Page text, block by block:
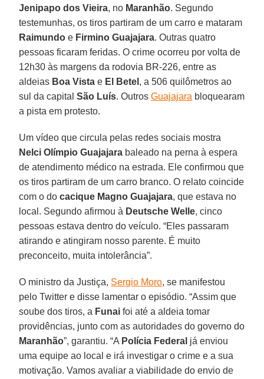
Jenipapo dos Vieira, no Maranhão. Segundo
testemunhas, os tiros partiram de um carro e mataram
Raimundo e Firmino Guajajara. Outras quatro
pessoas ficaram feridas. O crime ocorreu por volta de
12h30 às margens da rodovia BR-226, entre as
aldeias Boa Vista e El Betel , a 506 quilômetros ao
sul da capitalSão Luís. OutrosGuajajara bloquearam
a pista em protesto.
Um vídeo que circula pelas redes sociais mostra
Nelci Olímpio Guajajara baleado na perna à espera
de atendimento médico na estrada. Ele confirmou que
os tiros partiram de um carro branco. O relato coincide
com o docacique Magno Guajajara, que estava no
local. Segundo afirmou à Deutsche Welle, cinco
pessoas estava dentro do veículo. “Eles passaram
atirando e atingiram nosso parente. É muito
preconceito, muita intolerância”.
O ministro da Justiça, Sergio Moro, se manifestou
pelo Twitter e disse lamentar o episódio. “Assim que
soube dos tiros, a Funai foi até a aldeia tomar
providências, junto com as autoridades do governo do
Maranhão”, garantiu. “A Polícia Federal já enviou
uma equipe ao local e irá investigar o crime e a sua
motivação. Vamos avaliar a viabilidade do envio de